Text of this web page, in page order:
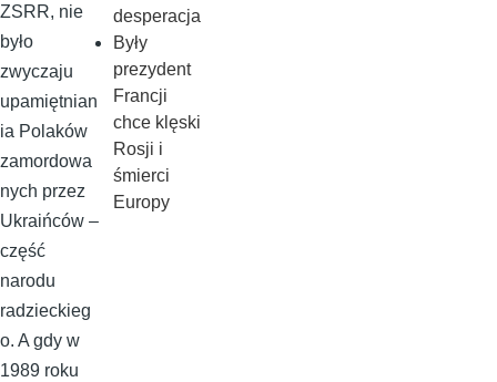
ZSRR, nie
było
zwyczaju
upamiętnian
ia Polaków
zamordowa
nych przez
Ukraińców –
część
narodu
radzieckieg
o. A gdy w
1989 roku
desperacja
Były
prezydent
Francji
chce klęski
Rosji i
śmierci
Europy